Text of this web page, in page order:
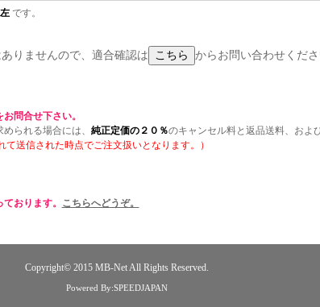
です。
りませんので、適合確認は からお問い合わせくださ
問合せ下さい。
られる場合には、 純正定価の２０％のキャンセル料と返品送料、およ
て送信された時点でご注文扱いとなります。）
おります。 こちらへどうぞ。
Copyright© 2015 MB-NetAll Rights Reserved.
Powered By:SPEEDJAPAN